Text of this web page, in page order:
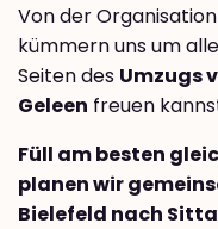
Von der
kümmern uns um
Seiten des Umzugs
Geleen freuen
Füll am besten
planen wir
Bielefeld nach